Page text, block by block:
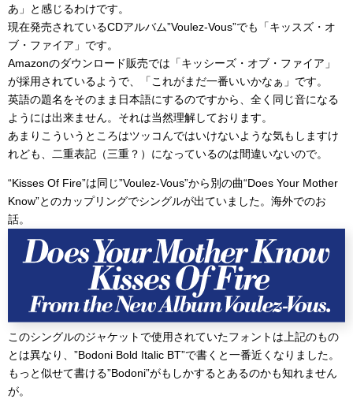
あ」と感じるわけです。
現在発売されているCDアルバム”Voulez-Vous”でも「キッスズ・オ
ブ・ファイア」です。
Amazonのダウンロード販売では「キッシーズ・オブ・ファイア」
が採用されているようで、「これがまだ一番いいかなぁ」です。
英語の題名をそのまま日本語にするのですから、全く同じ音になる
ようには出来ません。それは当然理解しております。
あまりこういうところはツッコんではいけないような気もしますけ
れども、二重表記（三重？）になっているのは間違いないので。
“Kisses Of Fire”は同じ”Voulez-Vous”から別の曲“Does Your Mother
Know”とのカップリングでシングルが出ていました。海外でのお
話。
このシングルのジャケットで使用されていたフォントは上記のもの
とは異なり、”Bodoni Bold Italic BT”で書くと一番近くなりました。
もっと似せて書ける”Bodoni”がもしかするとあるのかも知れません
が。